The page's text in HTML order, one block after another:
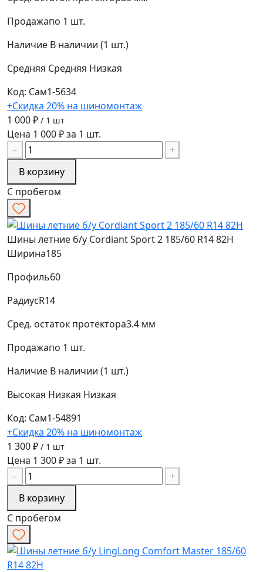
Продажапо 1 шт.
Наличие В наличии (1 шт.)
Средняя Средняя Низкая
Код: Сам1-5634
+Скидка 20% на шиномонтаж
1 000 ₽ / 1 шт
Цена 1 000 ₽ за 1 шт.
−
+
В корзину
С пробегом
Шины летние б/у Cordiant Sport 2 185/60 R14 82H
Ширина185
Профиль60
РадиусR14
Сред. остаток протектора3.4 мм
Продажапо 1 шт.
Наличие В наличии (1 шт.)
Высокая Низкая Низкая
Код: Сам1-54891
+Скидка 20% на шиномонтаж
1 300 ₽ / 1 шт
Цена 1 300 ₽ за 1 шт.
−
+
В корзину
С пробегом